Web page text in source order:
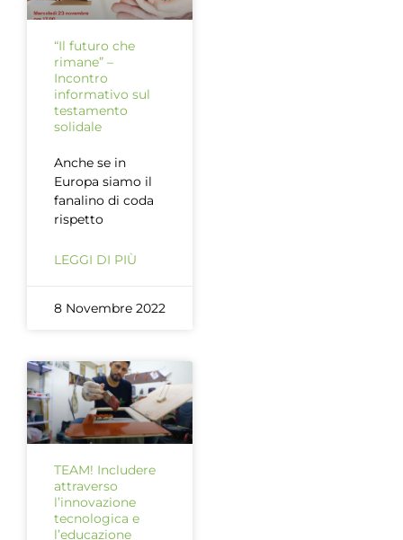
“Il futuro che
rimane” –
Incontro
informativo sul
testamento
solidale
Anche se in
Europa siamo il
fanalino di coda
rispetto
LEGGI DI PIÙ
8 Novembre 2022
TEAM! Includere
attraverso
l’innovazione
tecnologica e
l’educazione